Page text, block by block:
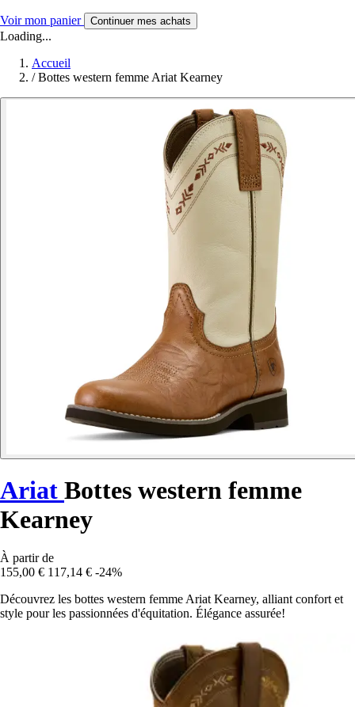
Voir mon panier Continuer mes achats
Loading...
Accueil
/ Bottes western femme Ariat Kearney
Ariat Bottes western femme
Kearney
À partir de
155,00 € 117,14 € -24%
Découvrez les bottes western femme Ariat Kearney, alliant confort et
style pour les passionnées d'équitation. Élégance assurée!